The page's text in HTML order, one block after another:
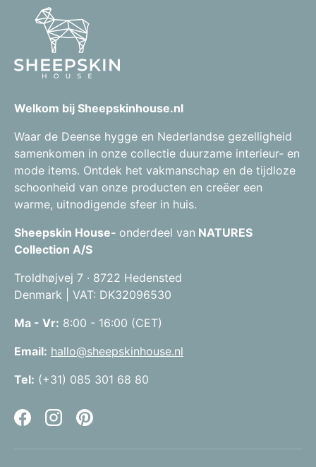
Welkom bij Sheepskinhouse.nl
Waar de Deense hygge en Nederlandse gezelligheid
samenkomen in onze collectie duurzame interieur- en
mode items. Ontdek het vakmanschap en de tijdloze
schoonheid van onze producten en creëer een
warme, uitnodigende sfeer in huis.
Sheepskin House- onderdeel van NATURES
Collection A/S
Troldhøjvej 7 · 8722 Hedensted
Denmark | VAT: DK32096530
Ma - Vr: 8:00 - 16:00 (CET)
Email: hallo@sheepskinhouse.nl
Tel: (+31) 085 301 68 80
FacebookInstagramPinterest